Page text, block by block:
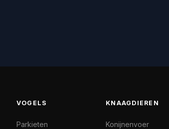
VOGELS
Parkieten
KNAAGDIEREN
Konijnenvoer